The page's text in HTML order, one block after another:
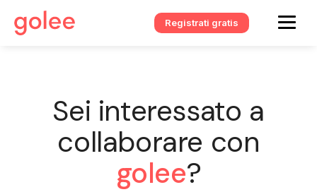
Registrati gratis
Sei interessato a
collaborare con
golee?